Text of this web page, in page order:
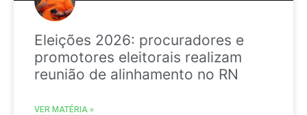
Eleições 2026: procuradores e
promotores eleitorais realizam
reunião de alinhamento no RN
VER MATÉRIA »